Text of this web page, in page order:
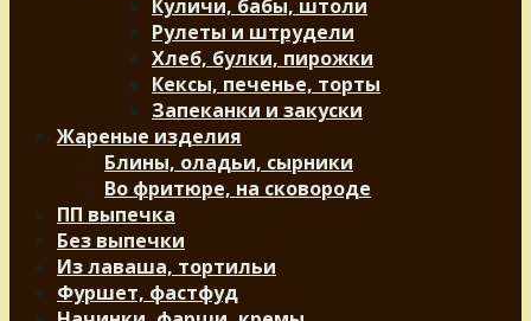
Куличи, бабы, штоли
Рулеты и штрудели
Хлеб, булки, пирожки
Кексы, печенье, торты
Запеканки и закуски
Жареные изделия
Блины, оладьи, сырники
Во фритюре, на сковороде
ПП выпечка
Без выпечки
Из лаваша, тортильи
Фуршет, фастфуд